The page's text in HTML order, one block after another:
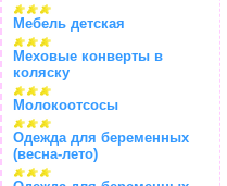
Мебель детская
Меховые конверты в
коляску
Молокоотсосы
Одежда для беременных
(весна-лето)